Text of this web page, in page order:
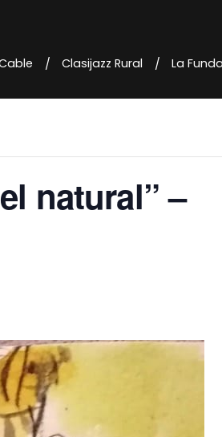
Clasijazz Rural La
natural” –